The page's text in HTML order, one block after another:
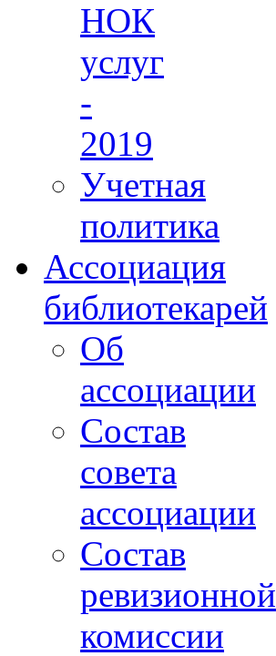
НОК
услуг
-
2019
Учетная
политика
Ассоциация
библиотекарей
Об
ассоциации
Состав
совета
ассоциации
Состав
ревизионной
комиссии